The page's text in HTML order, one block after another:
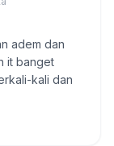
adem dan
it banget
kali dan